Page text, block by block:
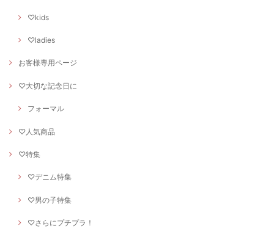
♡kids
♡ladies
お客様専用ページ
♡大切な記念日に
フォーマル
♡人気商品
♡特集
♡デニム特集
♡男の子特集
♡さらにプチプラ！